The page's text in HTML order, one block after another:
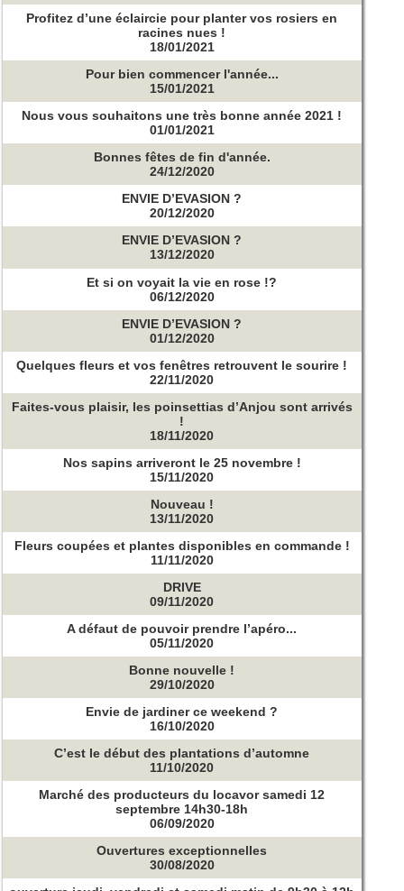
Profitez d’une éclaircie pour planter vos rosiers en
racines nues !
18/01/2021
Pour bien commencer l'année...
15/01/2021
Nous vous souhaitons une très bonne année 2021 !
01/01/2021
Bonnes fêtes de fin d'année.
24/12/2020
ENVIE D’EVASION ?
20/12/2020
ENVIE D’EVASION ?
13/12/2020
Et si on voyait la vie en rose !?
06/12/2020
ENVIE D’EVASION ?
01/12/2020
Quelques fleurs et vos fenêtres retrouvent le sourire !
22/11/2020
Faites-vous plaisir, les poinsettias d’Anjou sont arrivés
!
18/11/2020
Nos sapins arriveront le 25 novembre !
15/11/2020
Nouveau !
13/11/2020
Fleurs coupées et plantes disponibles en commande !
11/11/2020
DRIVE
09/11/2020
A défaut de pouvoir prendre l’apéro...
05/11/2020
Bonne nouvelle !
29/10/2020
Envie de jardiner ce weekend ?
16/10/2020
C’est le début des plantations d’automne
11/10/2020
Marché des producteurs du locavor samedi 12
septembre 14h30-18h
06/09/2020
Ouvertures exceptionnelles
30/08/2020